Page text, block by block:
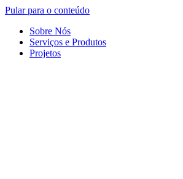
Pular para o conteúdo
Sobre Nós
Serviços e Produtos
Projetos